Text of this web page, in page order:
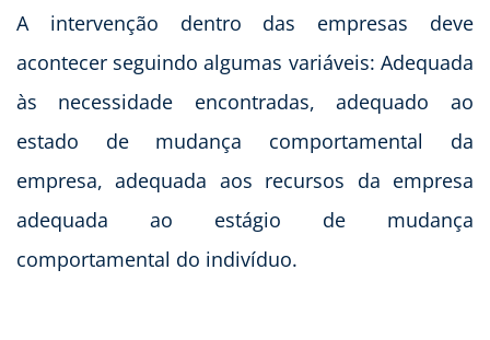
A intervenção dentro das empresas deve
acontecer seguindo algumas variáveis: Adequada
às necessidade encontradas, adequado ao
estado de mudança comportamental da
empresa, adequada aos recursos da empresa
adequada ao estágio de mudança
comportamental do indivíduo.